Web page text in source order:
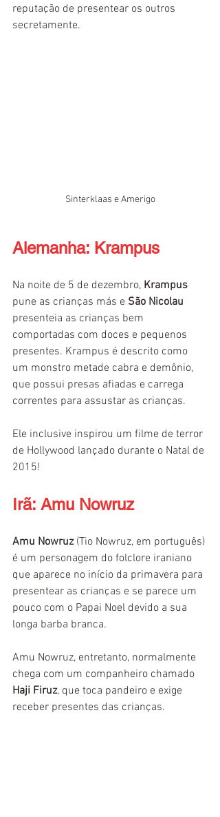
reputação de presentear os outros
secretamente.
Sinterklaas e Amerigo
Alemanha: Krampus
Na noite de 5 de dezembro, Krampus
pune as crianças más e São Nicolau
presenteia as crianças bem
comportadas com doces e pequenos
presentes. Krampus é descrito como
um monstro metade cabra e demônio,
que possui presas afiadas e carrega
correntes para assustar as crianças.
Ele inclusive inspirou um filme de terror
de Hollywood lançado durante o Natal de
2015!
Irã: Amu Nowruz
Amu Nowruz (Tio Nowruz, em português)
é um personagem do folclore iraniano
que aparece no início da primavera para
presentear as crianças e se parece um
pouco com o Papai Noel devido a sua
longa barba branca.
Amu Nowruz, entretanto, normalmente
chega com um companheiro chamado
Haji Firuz, que toca pandeiro e exige
receber presentes das crianças.